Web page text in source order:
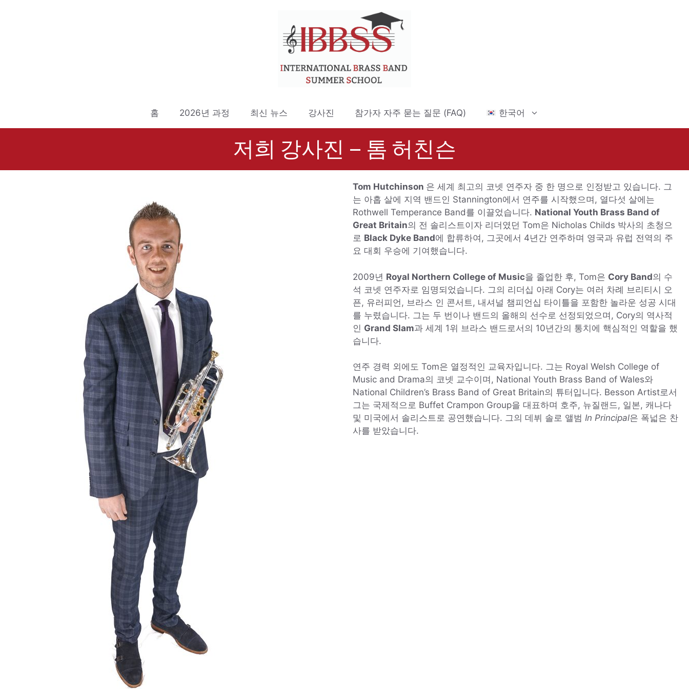
홈
2026년 과정 최신 뉴스 강사진 참가자 자주 묻는 질문 (FAQ) 한국어
저희 강사진 – 톰 허친슨
Tom Hutchinson 은 세계 최고의 코넷 연주자 중 한 명으로 인정받고 있습니다. 그
는 아홉 살에 지역 밴드인 Stannington에서 연주를 시작했으며, 열다섯 살에는
Rothwell Temperance Band를 이끌었습니다. National Youth Brass Band of
Great Britain의 전 솔리스트이자 리더였던 Tom은 Nicholas Childs 박사의 초청으
로 Black Dyke Band에 합류하여, 그곳에서 4년간 연주하며 영국과 유럽 전역의 주
요 대회 우승에 기여했습니다.
2009년 Royal Northern College of Music을 졸업한 후, Tom은 Cory Band의 수
석 코넷 연주자로 임명되었습니다. 그의 리더십 아래 Cory는 여러 차례 브리티시 오
픈, 유러피언, 브라스 인 콘서트, 내셔널 챔피언십 타이틀을 포함한 놀라운 성공 시대
를 누렸습니다. 그는 두 번이나 밴드의 올해의 선수로 선정되었으며, Cory의 역사적
인 Grand Slam과 세계 1위 브라스 밴드로서의 10년간의 통치에 핵심적인 역할을 했
습니다.
연주 경력 외에도 Tom은 열정적인 교육자입니다. 그는 Royal Welsh College of
Music and Drama의 코넷 교수이며, National Youth Brass Band of Wales와
National Children’s Brass Band of Great Britain의 튜터입니다. Besson Artist로서
그는 국제적으로 Buffet Crampon Group을 대표하며 호주, 뉴질랜드, 일본, 캐나다
및 미국에서 솔리스트로 공연했습니다. 그의 데뷔 솔로 앨범 In Principal은 폭넓은 찬
사를 받았습니다.